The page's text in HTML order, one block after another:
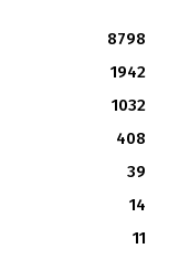
8798
1942
1032
408
39
14
11